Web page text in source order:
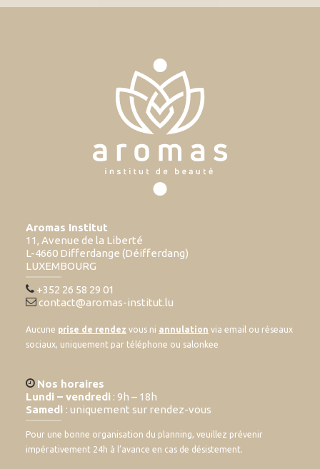
Aromas Institut
11, Avenue de la Liberté
L-4660 Differdange (Déifferdang)
LUXEMBOURG
+352 26 58 29 01
contact@aromas-institut.lu
Aucune prise de rendez vous ni annulation via email ou réseaux
sociaux, uniquement par téléphone ou salonkee
Nos horaires
Lundi – vendredi : 9h – 18h
Samedi : uniquement sur rendez-vous
Pour une bonne organisation du planning, veuillez prévenir
impérativement 24h à l’avance en cas de désistement.